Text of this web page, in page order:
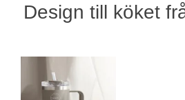
Design till köket